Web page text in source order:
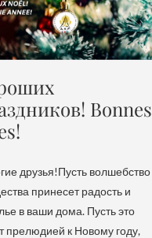
Bonnes
друзья!Пусть волшебство
принесет радость и
в ваши дома. Пусть это
прелюдией к Новому году,